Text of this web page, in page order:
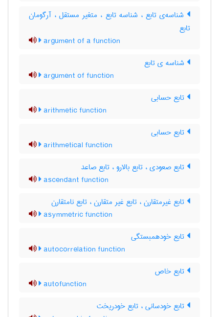
شناسه‌ی تابع ، شناسه تابع ، متغیر مستقل ، آرگومان
تابع
argument of a function
شناسه ی تابع
argument of function
تابع حسابی
arithmetic function
تابع حسابی
arithmetical function
تابع صعودی ، تابع بالارو ، تابع صاعد
ascendant function
تابع غیرمتقارن ، تابع غیر متقارن ، تابع نامتقارن
asymmetric function
تابع خودهمبستگی
autocorrelation function
تابع خاص
autofunction
تابع خودسانی ، تابع خودریخت